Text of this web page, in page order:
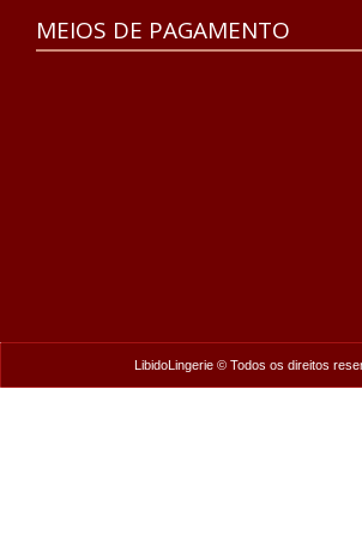
MEIOS DE PAGAMENTO
LibidoLingerie © Todos os direitos